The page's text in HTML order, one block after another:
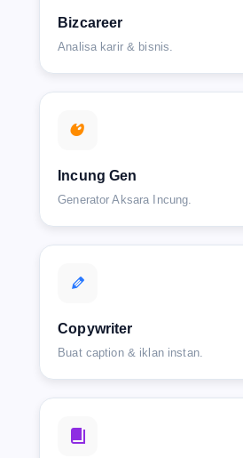
Bizcareer
Analisa karir & bisnis.
Incung Gen
Generator Aksara Incung.
Copywriter
Buat caption & iklan instan.